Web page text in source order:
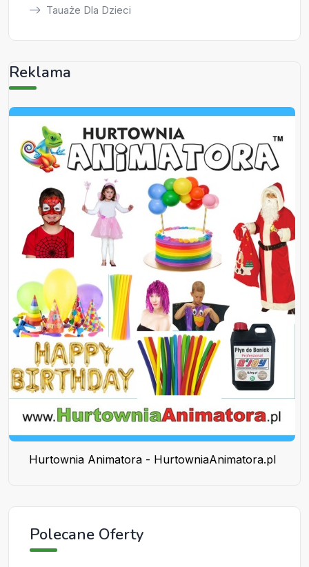
Tauaże Dla Dzieci
Reklama
Hurtownia Animatora - HurtowniaAnimatora.pl
Polecane Oferty